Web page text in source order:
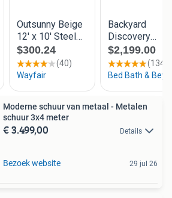
Moderne schuur van metaal - Metalen
schuur 3x4 meter
€ 3.499,00 Details
Bezoek website 29 jul 26